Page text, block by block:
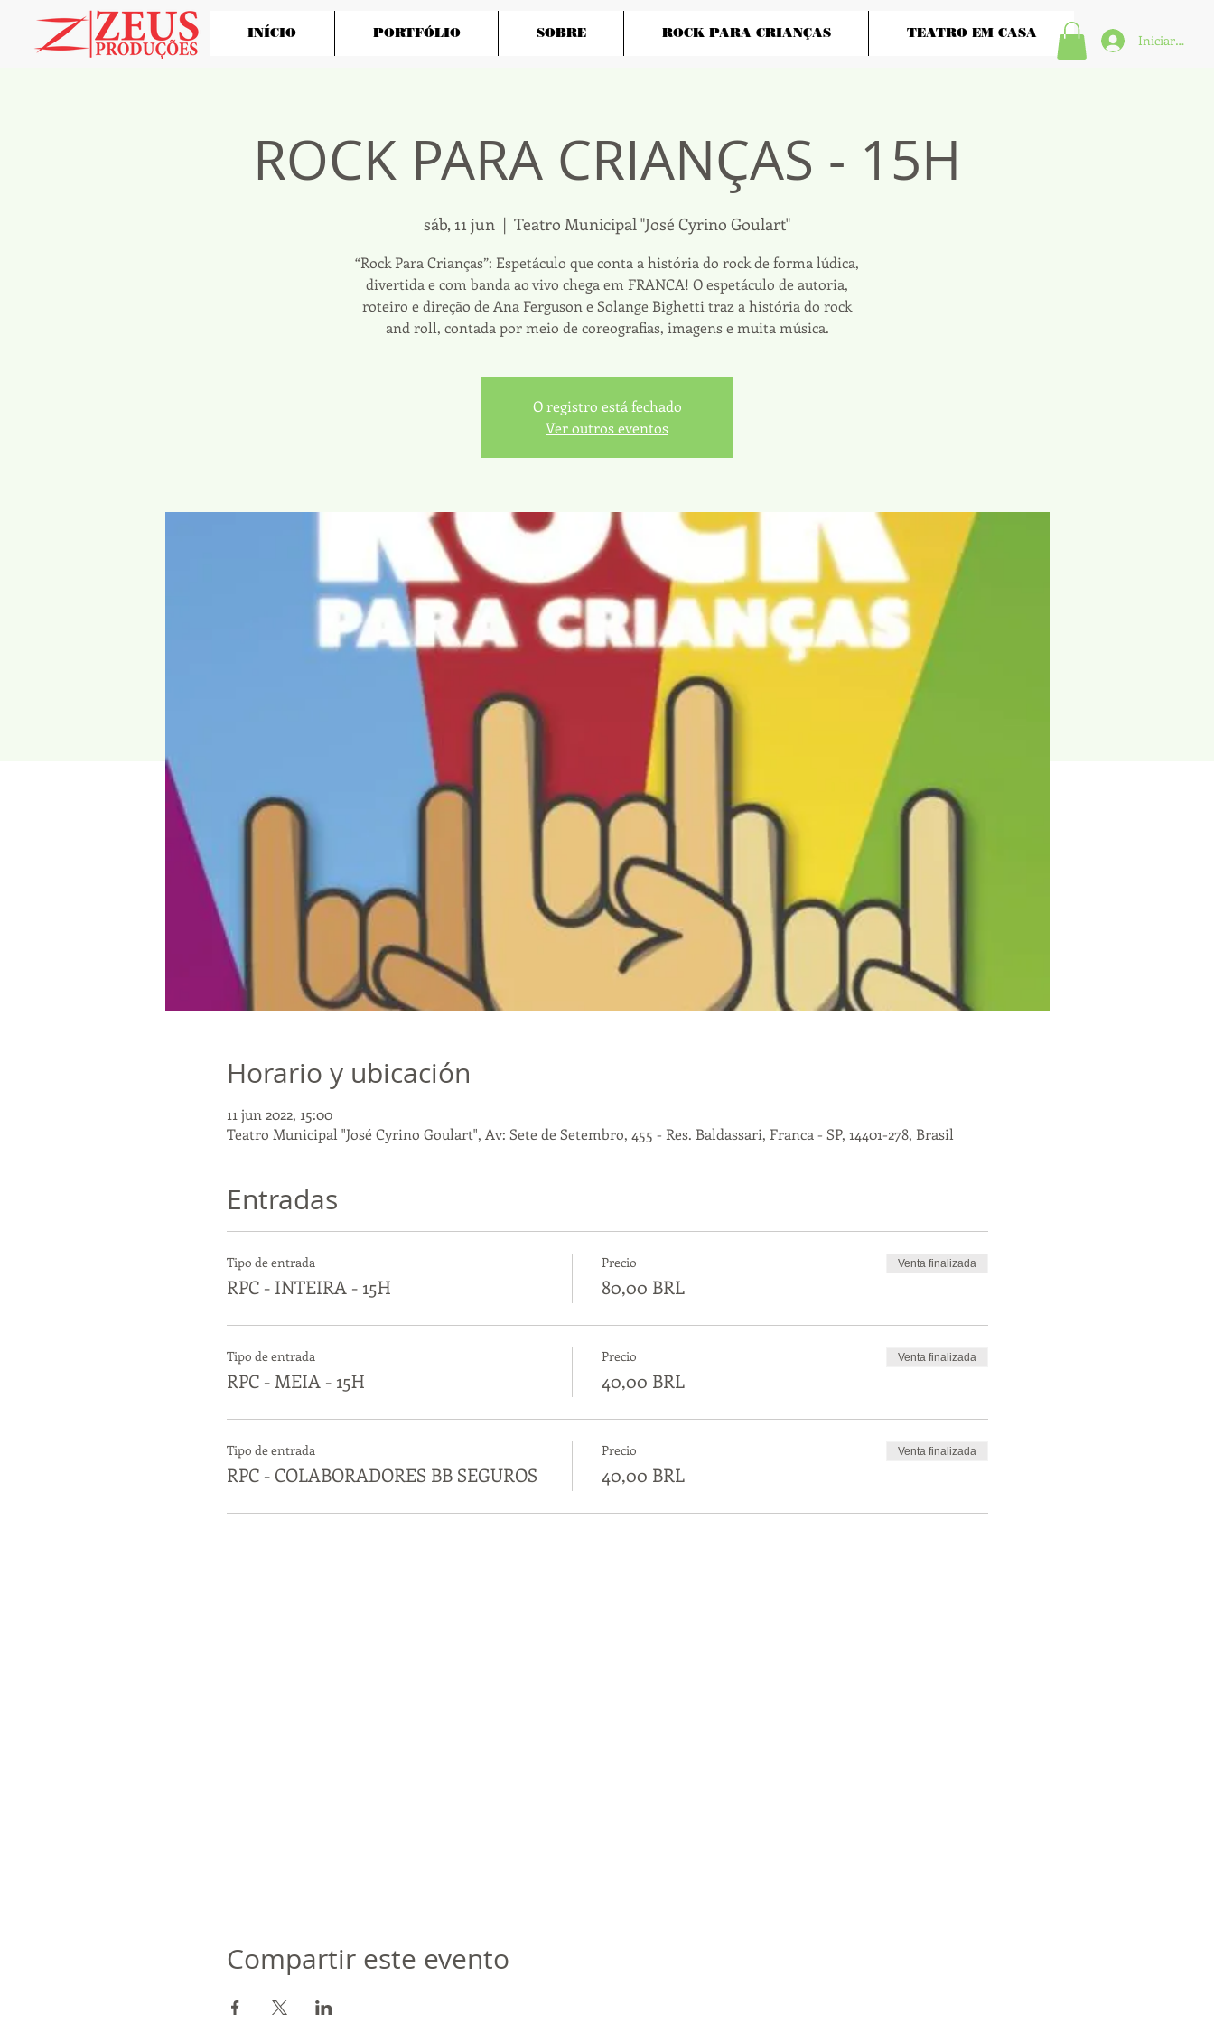
INÍCIO PORTFÓLIO SOBRE ROCK PARA CRIANÇAS TEATRO EM CASA Iniciar sesión
ROCK PARA CRIANÇAS - 15H
sáb, 11 jun
  |
Teatro Municipal "José Cyrino Goulart"
“Rock Para Crianças”: Espetáculo que conta a história do rock de forma lúdica,
divertida e com banda ao vivo chega em FRANCA! O espetáculo de autoria,
roteiro e direção de Ana Ferguson e Solange Bighetti traz a história do rock
and roll, contada por meio de coreografias, imagens e muita música.
O registro está fechado
Ver outros eventos
Horario y ubicación
11 jun 2022, 15:00
Teatro Municipal "José Cyrino Goulart", Av: Sete de Setembro, 455 - Res. Baldassari, Franca - SP, 14401-278, Brasil
Entradas
Tipo de entrada
RPC - INTEIRA - 15H
Precio
80,00 BRL
Venta finalizada
Tipo de entrada
RPC - MEIA - 15H
Precio
40,00 BRL
Venta finalizada
Tipo de entrada
RPC - COLABORADORES BB SEGUROS
Precio
40,00 BRL
Venta finalizada
Compartir este evento